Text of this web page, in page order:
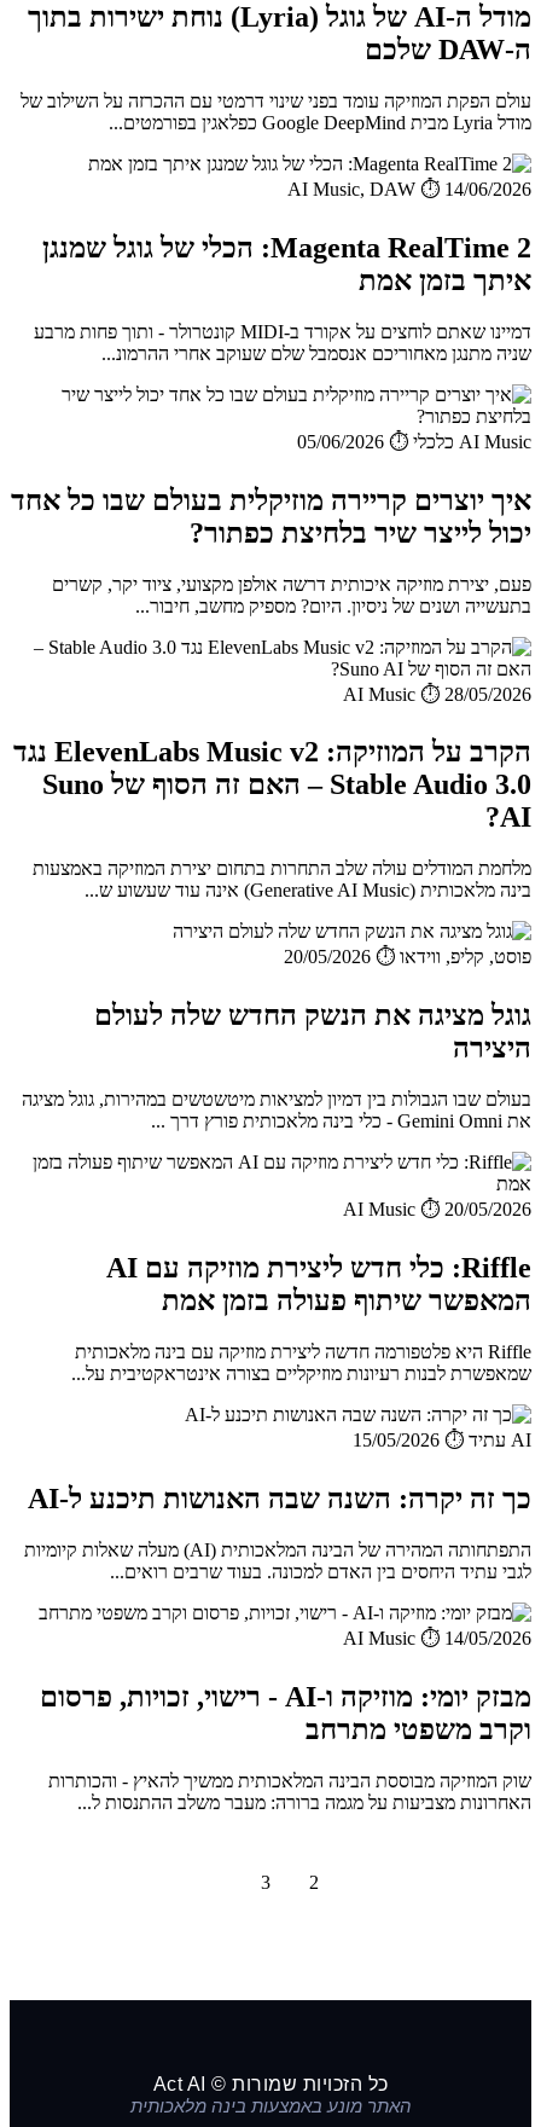
מודל ה-AI של גוגל (Lyria) נוחת ישירות בתוך
ה-DAW שלכם
עולם הפקת המוזיקה עומד בפני שינוי דרמטי עם ההכרזה על השילוב של
מודל Lyria מבית Google DeepMind כפלאגין בפורמטים...
AI Music, DAW ⏱️ 14/06/2026
Magenta RealTime 2: הכלי של גוגל שמנגן
איתך בזמן אמת
דמיינו שאתם לוחצים על אקורד ב-MIDI קונטרולר - ותוך פחות מרבע
שניה מתנגן מאחוריכם אנסמבל שלם שעוקב אחרי ההרמונ...
AI Music כלכלי ⏱️ 05/06/2026
איך יוצרים קריירה מוזיקלית בעולם שבו כל אחד
יכול לייצר שיר בלחיצת כפתור?
פעם, יצירת מוזיקה איכותית דרשה אולפן מקצועי, ציוד יקר, קשרים
בתעשייה ושנים של ניסיון. היום? מספיק מחשב, חיבור...
AI Music ⏱️ 28/05/2026
הקרב על המוזיקה: ElevenLabs Music v2 נגד
Stable Audio 3.0 – האם זה הסוף של Suno
AI?
מלחמת המודלים עולה שלב התחרות בתחום יצירת המוזיקה באמצעות
בינה מלאכותית (Generative AI Music) אינה עוד שעשוע ש...
פוסט, קליפ, ווידאו ⏱️ 20/05/2026
גוגל מציגה את הנשק החדש שלה לעולם
היצירה
בעולם שבו הגבולות בין דמיון למציאות מיטשטשים במהירות, גוגל מציגה
את Gemini Omni - כלי בינה מלאכותית פורץ דרך ...
AI Music ⏱️ 20/05/2026
Riffle: כלי חדש ליצירת מוזיקה עם AI
המאפשר שיתוף פעולה בזמן אמת
Riffle היא פלטפורמה חדשה ליצירת מוזיקה עם בינה מלאכותית
שמאפשרת לבנות רעיונות מוזיקליים בצורה אינטראקטיבית על...
AI עתיד ⏱️ 15/05/2026
כך זה יקרה: השנה שבה האנושות תיכנע ל-AI
התפתחותה המהירה של הבינה המלאכותית (AI) מעלה שאלות קיומיות
לגבי עתיד היחסים בין האדם למכונה. בעוד שרבים רואים...
AI Music ⏱️ 14/05/2026
מבזק יומי: מוזיקה ו-AI - רישוי, זכויות, פרסום
וקרב משפטי מתרחב
שוק המוזיקה מבוססת הבינה המלאכותית ממשיך להאיץ - והכותרות
האחרונות מצביעות על מגמה ברורה: מעבר משלב ההתנסות ל...
2
3
כל הזכויות שמורות © Act AI
האתר מונע באמצעות בינה מלאכותית